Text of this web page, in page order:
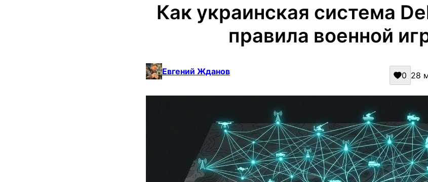
Как украинская система
правила военной
Евгений Жданов 0 28